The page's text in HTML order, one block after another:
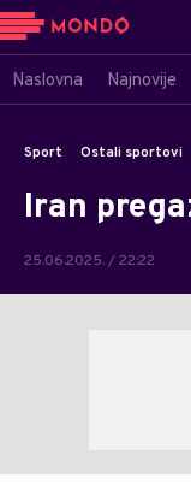
Naslovna Najnovije
Sport Ostali sportovi
Iran
25.06.2025. / 22:22